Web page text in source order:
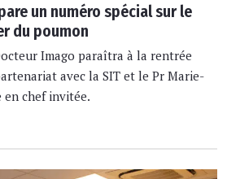
un numéro spécial sur le
du poumon
Imago paraîtra à la rentrée
avec la SIT et le Pr Marie-
en chef invitée.